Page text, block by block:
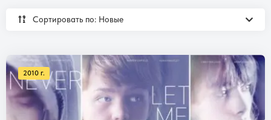
Сортировать по: Новые
2010 г.